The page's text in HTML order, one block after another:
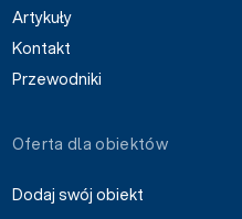
Artykuły
Kontakt
Przewodniki
Oferta dla obiektów
Dodaj swój obiekt